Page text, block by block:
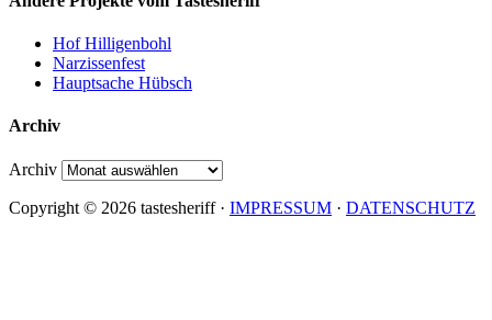
Hof Hilligenbohl
Narzissenfest
Hauptsache Hübsch
Archiv
Archiv
Copyright © 2026 tastesheriff · IMPRESSUM · DATENSCHUTZ